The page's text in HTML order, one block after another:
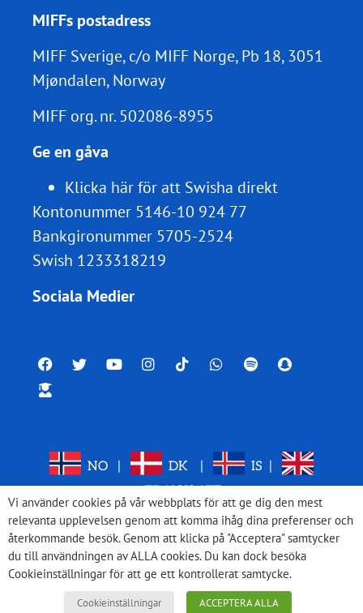
MIFFs postadress
MIFF Sverige, c/o MIFF Norge, Pb 18, 3051
Mjøndalen, Norway
MIFF org. nr.502086-8955
Ge en gåva
Klicka här för att Swisha direkt
Kontonummer 5146-10 924 77
Bankgironummer 5705-2524
Swish 1233318219
Sociala Medier
NO DK IS
© 2026 Med Israel för fred
Vi använder cookies på vår webbplats för att ge dig den mest
relevanta upplevelsen genom att komma ihåg dina preferenser och
återkommande besök. Genom att klicka på "Acceptera" samtycker
du till användningen av ALLA cookies. Du kan dock besöka
Cookieinställningar för att ge ett kontrollerat samtycke.
Cookieinställningar ACCEPTERA ALLA